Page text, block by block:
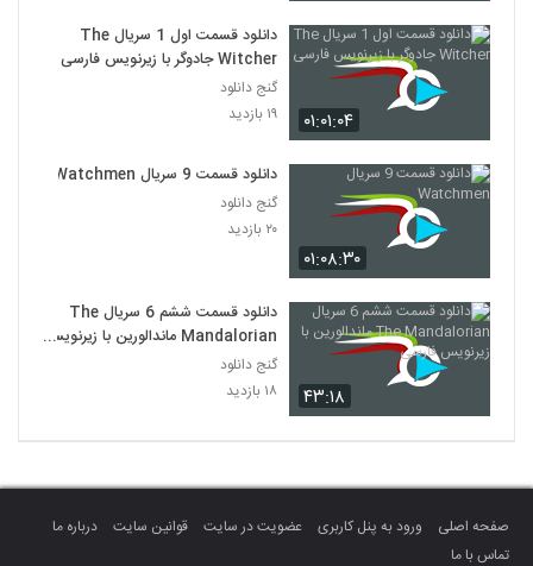
۰۱:۰۱:۰۴
دانلود قسمت اول 1 سریال The
Witcher جادوگر با زیرنویس فارسی
گنج دانلود
۱۹ بازدید
۰۱:۰۸:۳۰
دانلود قسمت 9 سریال Watchmen
گنج دانلود
۲۰ بازدید
۴۳:۱۸
دانلود قسمت ششم 6 سریال The
Mandalorian ماندالورین با زیرنویس
فارسی
گنج دانلود
۱۸ بازدید
صفحه اصلی ورود به پنل کاربری عضویت در سایت قوانین سایت
درباره ما
تماس با ما